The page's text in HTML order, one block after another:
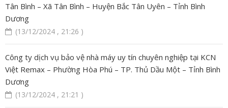
Tân Bình – Xã Tân Bình – Huyện Bắc Tân Uyên – Tỉnh Bình
Dương
(13/12/2024 , 21:26 )
Công ty dịch vụ bảo vệ nhà máy uy tín chuyên nghiệp tại KCN
Việt Remax – Phường Hòa Phú – TP. Thủ Dầu Một – Tỉnh Bình
Dương
(13/12/2024 , 21:21 )